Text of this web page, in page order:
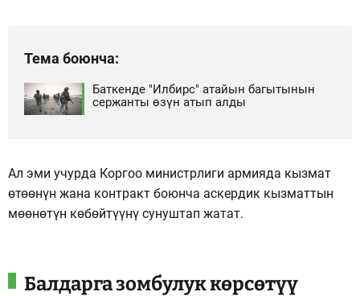
Тема боюнча:
Баткенде "Илбирс" атайын багытынын
сержанты өзүн атып алды
Ал эми учурда Коргоо министрлиги армияда кызмат
өтөөнүн жана контракт боюнча аскердик кызматтын
мөөнөтүн көбөйтүүнү сунуштап жатат.
Балдарга зомбулук көрсөтүү